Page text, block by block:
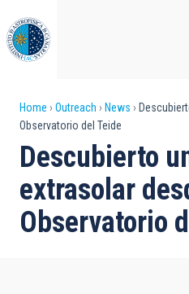
to
main
content
Breadcrumb
Home Outreach News
Observatorio del Teide
Descubierto
extrasolar
Observatorio